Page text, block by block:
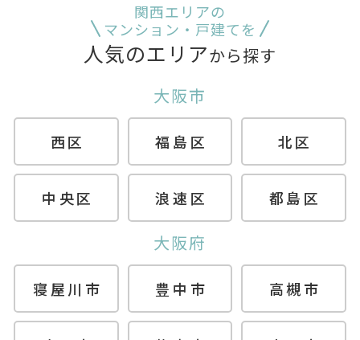
関西エリアの
マンション・戸建てを
人気のエリアから探す
大阪市
西区 福島区 北区
中央区 浪速区 都島区
大阪府
寝屋川市 豊中市 高槻市